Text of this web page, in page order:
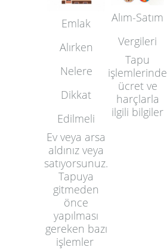
Emlak
Alırken
Nelere
Dikkat
Edilmeli
Ev veya arsa
aldınız veya
satıyorsunuz.
Tapuya
gitmeden
önce
yapılması
gereken bazı
işlemler
Alım-Satım
Vergileri
Tapu
işlemlerinde
ücret ve
harçlarla
ilgili bilgiler